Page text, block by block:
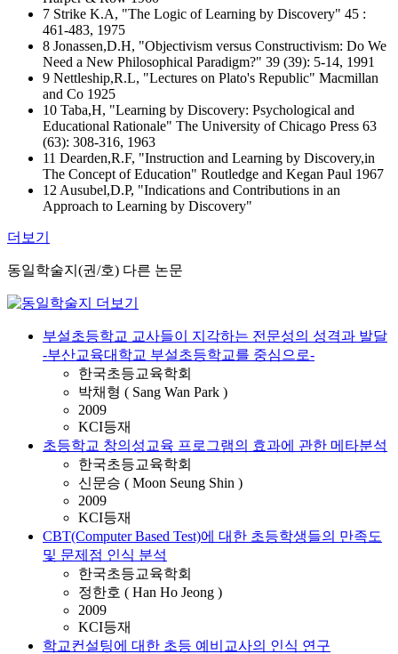
7 Strike K.A, "The Logic of Learning by Discovery" 45 :
461-483, 1975
8 Jonassen,D.H, "Objectivism versus Constructivism: Do We
Need a New Philosophical Paradigm?" 39 (39): 5-14, 1991
9 Nettleship,R.L, "Lectures on Plato's Republic" Macmillan
and Co 1925
10 Taba,H, "Learning by Discovery: Psychological and
Educational Rationale" The University of Chicago Press 63
(63): 308-316, 1963
11 Dearden,R.F, "Instruction and Learning by Discovery,in
The Concept of Education" Routledge and Kegan Paul 1967
12 Ausubel,D.P, "Indications and Contributions in an
Approach to Learning by Discovery"
더보기
동일학술지(권/호) 다른 논문
부설초등학교 교사들이 지각하는 전문성의 성격과 발달
-부산교육대학교 부설초등학교를 중심으로-
한국초등교육학회
박채형 ( Sang Wan Park )
2009
KCI등재
초등학교 창의성교육 프로그램의 효과에 관한 메타분석
한국초등교육학회
신문승 ( Moon Seung Shin )
2009
KCI등재
CBT(Computer Based Test)에 대한 초등학생들의 만족도
및 문제점 인식 분석
한국초등교육학회
정한호 ( Han Ho Jeong )
2009
KCI등재
학교컨설팅에 대한 초등 예비교사의 인식 연구